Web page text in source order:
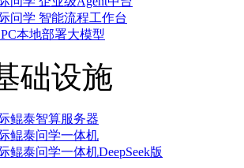
问学 智能流程工作台
本地部署大模型
础设施
鲲泰智算服务器
鲲泰问学一体机
鲲泰问学一体机DeepSeek版